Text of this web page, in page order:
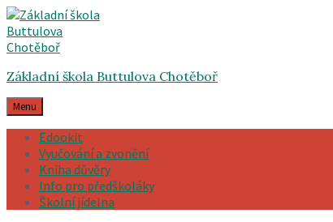
Skip
to
content
Skip
to
main
Skip
to
footer
Základní škola Buttulova Chotěboř
Menu
Edookit
Vyučování a zvonění
Kniha důvěry
Info pro předškoláky
Školní jídelna